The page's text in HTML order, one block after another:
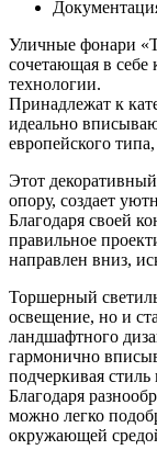
Уличные фонари
сочетающая в себе
технологии.
Принадлежат к
идеально
европейского
Этот
опору, создает
Благодаря своей
правильное
направлен вниз,
Торшерный
освещение, но и
ландшафтного
гармонично
подчеркивая
Благодаря
можно легко
окружающей